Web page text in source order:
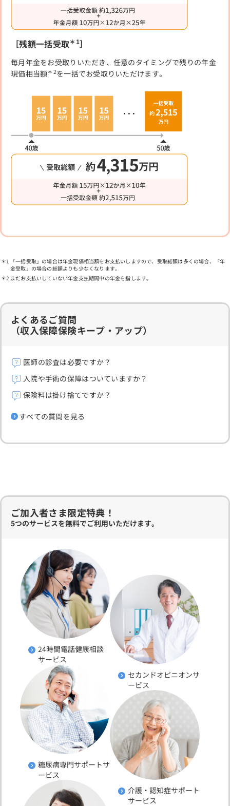
［残額一括受取＊1］
毎月年金をお受取りいただき、任意のタイミングで残りの年金
現価相当額＊2を一括でお受取りいただけます。
「一括受取」の場合は年金現価相当額をお支払いしますので、受取総額は多くの場合、「年
金受取」の場合の総額よりも少なくなります。
まだお支払いしていない年金支払期間中の年金を指します。
よくあるご質問
（収入保障保険キープ・アップ）
医師の診査は必要ですか？
入院や手術の保障はついていますか？
保険料は掛け捨てですか？
すべての質問を見る
ご加入者さま限定特典！
5つのサービスを無料でご利用いただけます。
24時間電話健康相談
サービス
セカンドオピニオンサ
ービス
糖尿病専門サポートサ
ービス
介護・認知症サポート
サービス